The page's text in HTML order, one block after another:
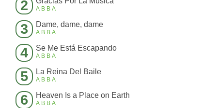
2 ABBA
3 Dame, dame, dame
ABBA
4 Se Me Está Escapando
ABBA
5 La Reina Del Baile
ABBA
6 Heaven Is a Place on Earth
ABBA